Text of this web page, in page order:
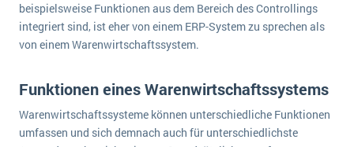
beispielsweise Funktionen aus dem Bereich des Controllings
integriert sind, ist eher von einem ERP-System zu sprechen als
von einem Warenwirtschaftssystem.
Funktionen eines Warenwirtschaftssystems
Warenwirtschaftssysteme können unterschiedliche Funktionen
umfassen und sich demnach auch für unterschiedlichste